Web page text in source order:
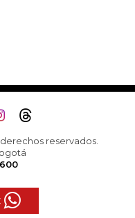
reservados.